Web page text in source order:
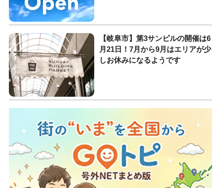
【岐阜市】第3サンビルの開催は6
月21日！7月から9月はエリアが少
しお休みになるようです